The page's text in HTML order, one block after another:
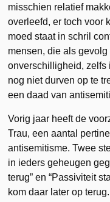
misschien relatief
overleefd, er toch voor
moed staat in schril
mensen, die als
onverschilligheid, zelfs
nog niet durven op te
een daad van
Vorig jaar heeft de
Trau, een aantal
antisemitisme. Twee
in ieders geheugen
terug” en “Passiviteit
kom daar later op terug.